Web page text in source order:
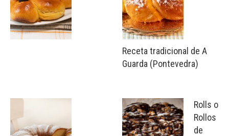
Receta tradicional de A
Guarda (Pontevedra)
Rolls o
Rollos
de